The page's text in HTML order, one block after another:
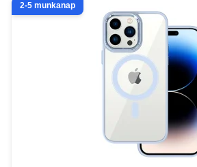
2-5 munkanap